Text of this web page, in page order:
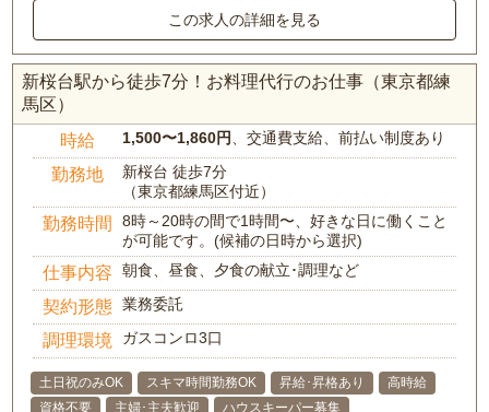
この求人の詳細を見る
新桜台駅から徒歩7分！お料理代行のお仕事（東京都練
馬区）
時給 1,500〜1,860円 、交通費支給、前払い制度あり
勤務地
新桜台 徒歩7分
（東京都練馬区付近）
勤務時間
8時～20時の間で1時間〜、好きな日に働くこと
が可能です。(候補の日時から選択)
仕事内容 朝食、昼食、夕食の献立･調理など
契約形態 業務委託
調理環境 ガスコンロ3口
土日祝のみOK スキマ時間勤務OK 昇給･昇格あり
高時給
資格不要
主婦･主夫歓迎
ハウスキーパー募集